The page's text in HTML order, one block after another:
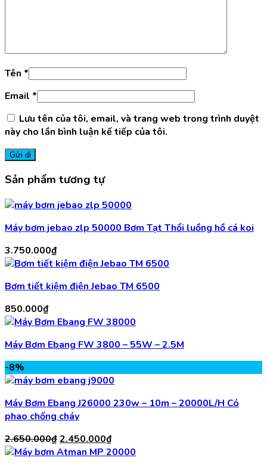
Tên *
Email *
Lưu tên của tôi, email, và trang web trong trình duyệt
này cho lần bình luận kế tiếp của tôi.
Sản phẩm tương tự
Máy bơm jebao zlp 50000 Bơm Tạt Thổi luồng hồ cá koi
3.750.000₫
Bơm tiết kiệm điện Jebao TM 6500
850.000₫
Máy Bơm Ebang FW 3800 – 55W – 2.5M
-8%
Máy Bơm Ebang J26000 230w – 10m – 20000L/H Có
phao chống cháy
2.650.000₫Giá
gốc
2.450.000₫Giá
hiện